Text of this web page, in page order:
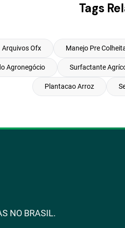
Tags
Arquivos Ofx Manejo Pre
Agronegócio Surfactante
Plantacao Arroz
NO BRASIL.